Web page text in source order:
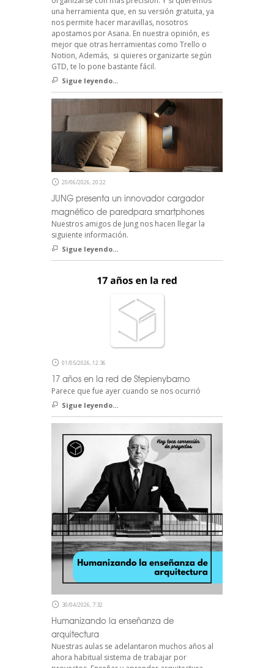
una herramienta que, en su versión gratuita, ya
nos permite hacer maravillas, nosotros
apostamos por Asana. En nuestra opinión, es
mejor que otras herramientas como Trello o
Notion, Además, si quieres organizarte según
GTD, te lo pone bastante fácil.
Sigue leyendo...
20/06/2026, 20:22
JUNG presenta un innovador cargador
magnético de paredpara smartphones
Nuestros amigos de Jung nos hacen llegar la
siguiente información.
Sigue leyendo...
01/05/2026, 12:36
17 años en la red de Stepienybarno
Parece que fue ayer cuando se nos ocurrió
Sigue leyendo...
30/04/2026, 7:32
Humanizando la enseñanza de
arquitectura
Nuestras aulas se adelantaron muchos años al
ahora habitual sistema de trabajar por